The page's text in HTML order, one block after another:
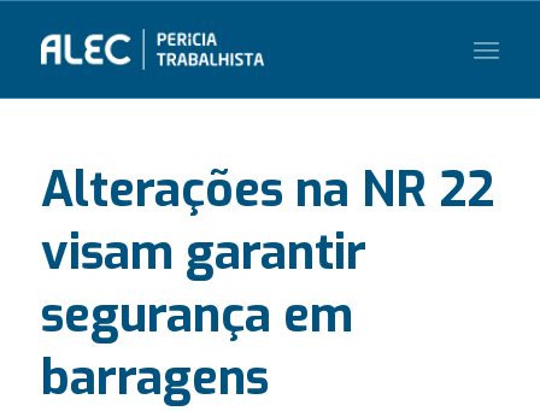
Alterações na NR 22
visam garantir
segurança em
barragens